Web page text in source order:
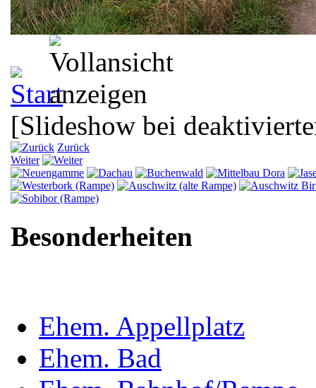
[Slideshow bei
Zurück
Weiter
Besonderheiten
Ehem. Appellplatz
Ehem. Bad